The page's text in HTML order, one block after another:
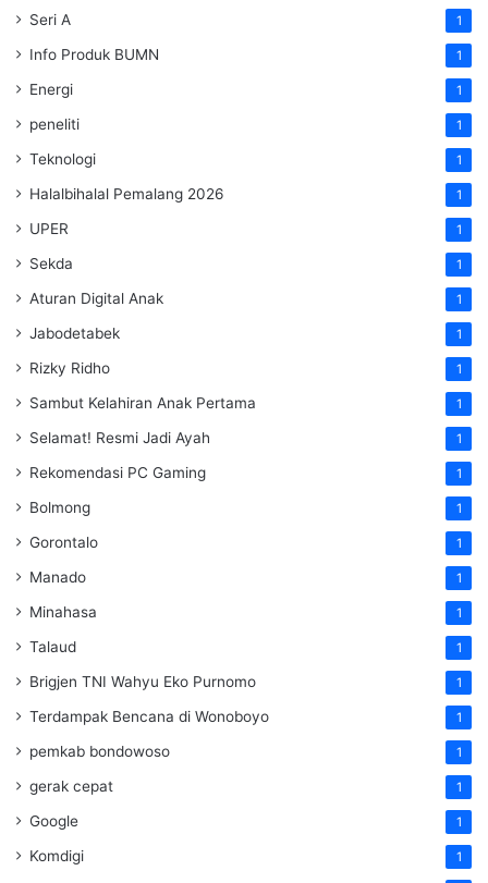
Seri A 1
Info Produk BUMN 1
Energi 1
peneliti 1
Teknologi 1
Halalbihalal Pemalang 2026 1
UPER 1
Sekda 1
Aturan Digital Anak 1
Jabodetabek 1
Rizky Ridho 1
Sambut Kelahiran Anak Pertama 1
Selamat! Resmi Jadi Ayah 1
Rekomendasi PC Gaming 1
Bolmong 1
Gorontalo 1
Manado 1
Minahasa 1
Talaud 1
Brigjen TNI Wahyu Eko Purnomo 1
Terdampak Bencana di Wonoboyo 1
pemkab bondowoso 1
gerak cepat 1
Google 1
Komdigi 1